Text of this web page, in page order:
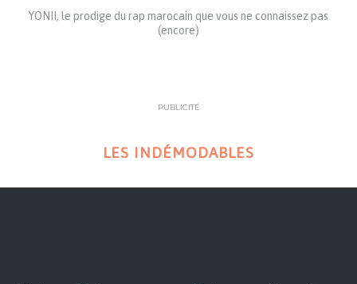
YONII, le prodige du rap marocain que vous ne connaissez pas
(encore)
PUBLICITÉ
LES INDÉMODABLES